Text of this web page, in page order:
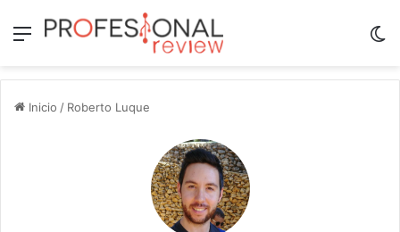
Menú
Inicio / Roberto Luque